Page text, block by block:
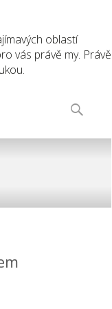
oblastí
vás právě my. Právě
to
content